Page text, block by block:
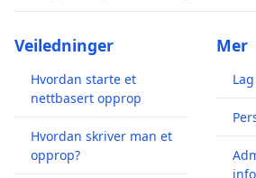
Veiledninger
Hvordan starte et
nettbasert opprop
Hvordan skriver man et
opprop?
Mer